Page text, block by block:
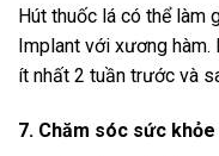
Hút thuốc lá có thể làm
Implant với xương hàm.
ít nhất 2 tuần trước và
7. Chăm sóc sức